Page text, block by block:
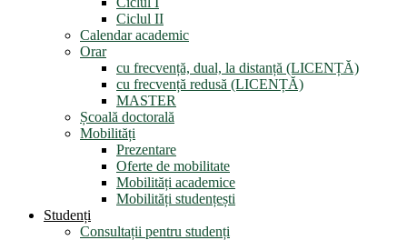
Ciclul II
Calendar academic
Orar
cu frecvență, dual, la distanță (LICENȚĂ)
cu frecvență redusă (LICENȚĂ)
MASTER
Școală doctorală
Mobilități
Prezentare
Oferte de mobilitate
Mobilități academice
Mobilități studențești
Studenți
Consultații pentru studenți